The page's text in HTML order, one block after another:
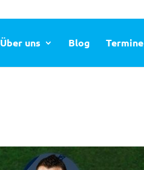
Über uns Blog Termine